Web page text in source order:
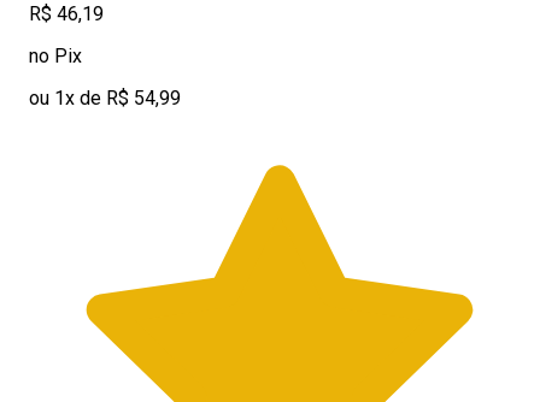
R$ 46,19
no Pix
ou 1x de R$ 54,99